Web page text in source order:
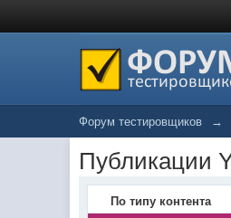
Форум тестировщиков →
Публикации
По типу контента